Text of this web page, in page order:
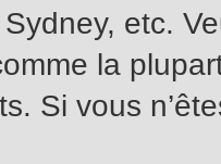
etc.
la
Si vous